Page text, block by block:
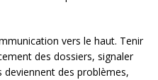
vers le haut. Tenir
des dossiers, signaler
deviennent des problèmes,